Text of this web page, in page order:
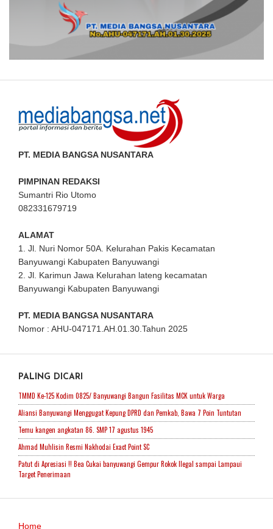
PT. MEDIA BANGSA NUSANTARA
PIMPINAN REDAKSI
Sumantri Rio Utomo
082331679719
ALAMAT
1. Jl. Nuri Nomor 50A. Kelurahan Pakis Kecamatan
Banyuwangi Kabupaten Banyuwangi
2. Jl. Karimun Jawa Kelurahan lateng kecamatan
Banyuwangi Kabupaten Banyuwangi
PT. MEDIA BANGSA NUSANTARA
Nomor : AHU-047171.AH.01.30.Tahun 2025
PALING DICARI
TMMD Ke-125 Kodim 0825/ Banyuwangi Bangun Fasilitas MCK untuk Warga
Aliansi Banyuwangi Menggugat Kepung DPRD dan Pemkab, Bawa 7 Poin Tuntutan
Temu kangen angkatan 86. SMP 17 agustus 1945
Ahmad Muhlisin Resmi Nakhodai Exact Point SC
Patut di Apresiasi !! Bea Cukai banyuwangi Gempur Rokok Ilegal sampai Lampaui
Target Penerimaan
Home